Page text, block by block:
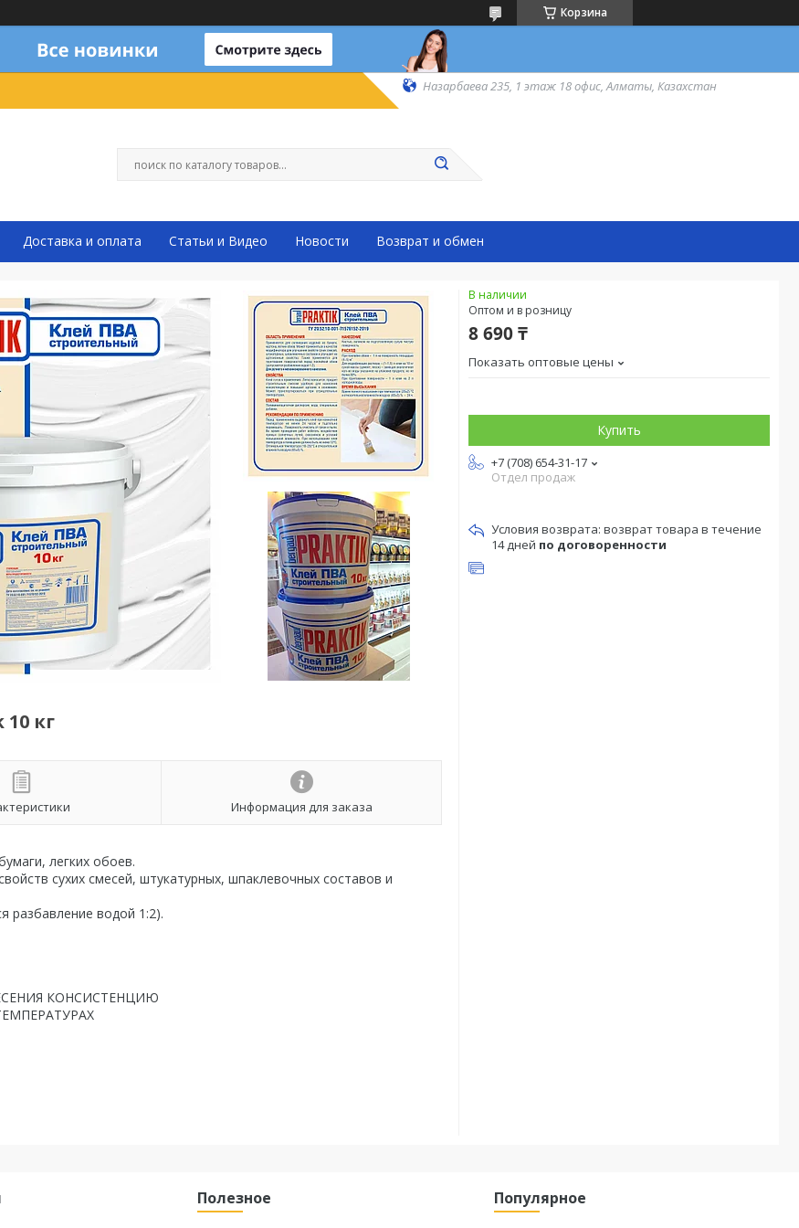
Корзина
Назарбаева 235, 1 этаж 18 офис, Алматы, Казахстан
Доставка и оплата Статьи и Видео Новости Возврат и обмен
кг
Информация для заказа
легких обоев.
сухих смесей, штукатурных, шпаклевочных составов и
разбавление водой 1:2).
КОНСИСТЕНЦИЮ
В наличии
Оптом и в розницу
8 690 ₸
Показать оптовые цены
Купить
+7 (708) 654-31-17
Отдел продаж
возврат товара в течение
14 дней по договоренности
Полезное Популярное